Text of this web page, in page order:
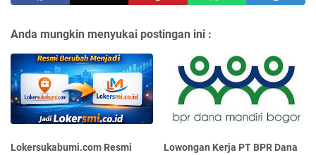
Anda mungkin menyukai postingan ini :
Lokersukabumi.com Resmi
Lowongan Kerja PT BPR Dana